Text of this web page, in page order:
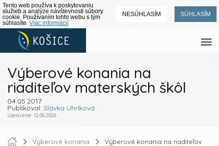
Tento web používa k poskytovaniu
služieb a analýze návštevnosti súbory
cookie. Používaním tohto webu s tým
súhlasíte. Viac informácií
NESÚHLASÍM SÚHLASÍM
Výberové konania na
riaditeľov materských škôl
04.05.2017
Publikoval: Slávka Uhríková
Upravené: 12.06.2026
Výberové konania
Výberové konania na riaditeľov